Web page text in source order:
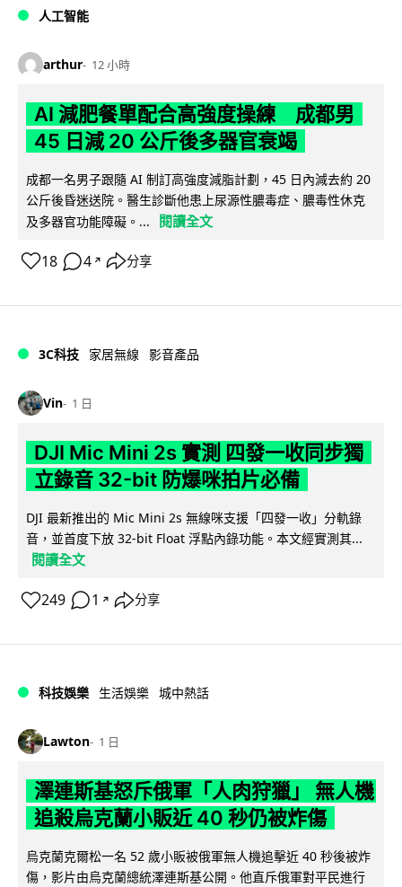
人工智能
arthur 12 小時
AI 減肥餐單配合高強度操練 成都男
45 日減 20 公斤後多器官衰竭
成都一名男子跟隨 AI 制訂高強度減脂計劃，45 日內減去約 20
公斤後昏迷送院。醫生診斷他患上尿源性膿毒症、膿毒性休克
及多器官功能障礙。...
閱讀全文
18 4 ↗ 分享
3C科技 家居無線 影音產品
Vin 1 日
DJI Mic Mini 2s 實測 四發一收同步獨
立錄音 32-bit 防爆咪拍片必備
DJI 最新推出的 Mic Mini 2s 無線咪支援「四發一收」分軌錄
音，並首度下放 32-bit Float 浮點內錄功能。本文經實測其...
閱讀全文
249 1 ↗ 分享
科技娛樂 生活娛樂 城中熱話
Lawton 1 日
澤連斯基怒斥俄軍「人肉狩獵」 無人機
追殺烏克蘭小販近 40 秒仍被炸傷
烏克蘭克爾松一名 52 歲小販被俄軍無人機追擊近 40 秒後被炸
傷，影片由烏克蘭總統澤連斯基公開。他直斥俄軍對平民進行